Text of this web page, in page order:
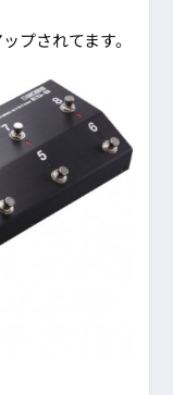
プされてます。